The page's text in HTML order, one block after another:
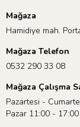
Mağaza
Hamidiye mah.
Mağaza Telefon
0532 290 33 08
Mağaza Çalışma
Pazartesi -
Pazar 11:00 - 17:00